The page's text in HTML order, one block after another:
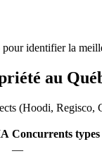
identifier la
au
(Hoodi,
Concurrents types
—